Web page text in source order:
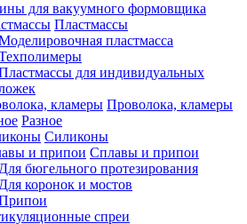
для вакуумного формовщика
Пластмассы
пластмасса
для индивидуальных
Проволока, кламеры
Разное
Силиконы
Сплавы и припои
Для бюгельного протезирования
Для коронок и мостов